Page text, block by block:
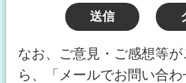
なお、ご意見・ご感想等
ら、「メールでお問い合